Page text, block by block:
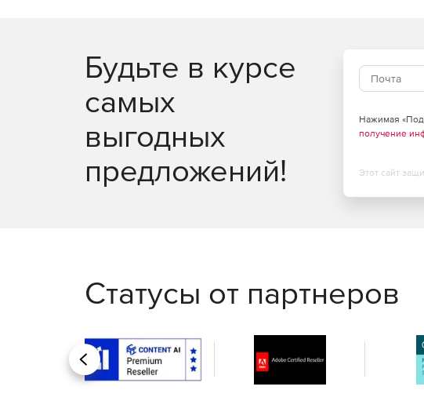
Будьте в курсе
самых
выгодных
предложений!
Нажимая
получение
Этот сайт
Статусы от партнеров
Назад